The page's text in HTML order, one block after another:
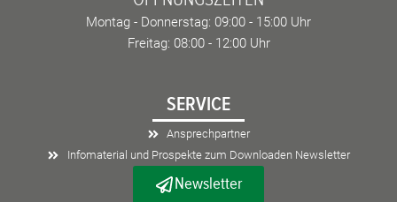
Montag - Donnerstag: 09:00 - 15:00 Uhr
Freitag: 08:00 - 12:00 Uhr
SERVICE
Ansprechpartner
Infomaterial und Prospekte zum Downloaden Newsletter
Newsletter